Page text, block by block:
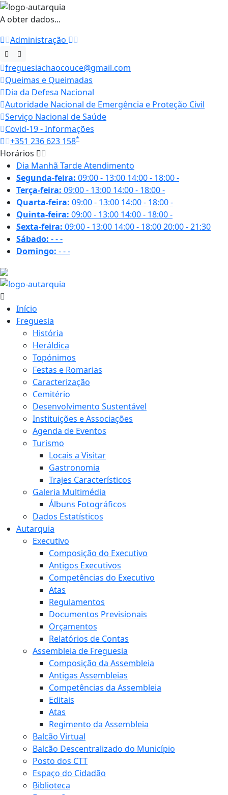
A obter dados...
Administração
freguesiachaocouce@gmail.com
Queimas e Queimadas
Dia da Defesa Nacional
Autoridade Nacional de Emergência e Proteção Civil
Serviço Nacional de Saúde
Covid-19 - Informações
+351 236 623 158*
Horários
Dia Manhã TardeAtendimento
Segunda-feira: 09:00 - 13:00 14:00 - 18:00-
Terça-feira: 09:00 - 13:00 14:00 - 18:00-
Quarta-feira: 09:00 - 13:00 14:00 - 18:00-
Quinta-feira: 09:00 - 13:00 14:00 - 18:00-
Sexta-feira: 09:00 - 13:00 14:00 - 18:0020:00 - 21:30
Sábado: ---
Domingo: ---
Início
Freguesia
História
Heráldica
Topónimos
Festas e Romarias
Caracterização
Cemitério
Desenvolvimento Sustentável
Instituições e Associações
Agenda de Eventos
Turismo
Locais a Visitar
Gastronomia
Trajes Característicos
Galeria Multimédia
Álbuns Fotográficos
Dados Estatísticos
Autarquia
Executivo
Composição do Executivo
Antigos Executivos
Competências do Executivo
Atas
Regulamentos
Documentos Previsionais
Orçamentos
Relatórios de Contas
Assembleia de Freguesia
Composição da Assembleia
Antigas Assembleias
Competências da Assembleia
Editais
Atas
Regimento da Assembleia
Balcão Virtual
Balcão Descentralizado do Município
Posto dos CTT
Espaço do Cidadão
Biblioteca